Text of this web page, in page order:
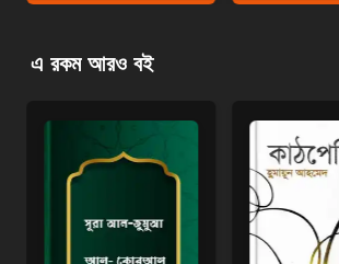
এ রকম আরও বই